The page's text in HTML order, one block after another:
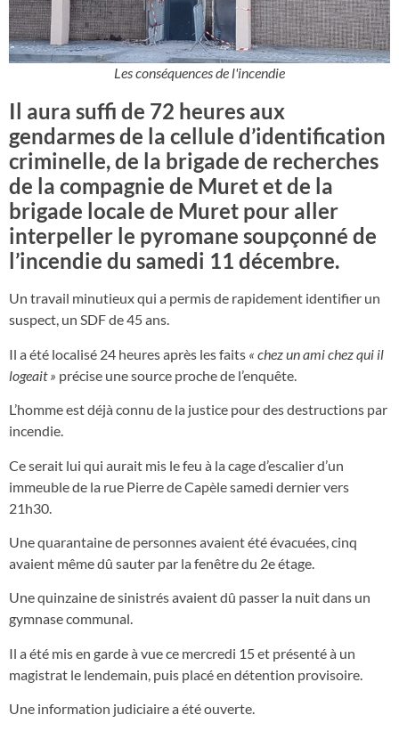
Les conséquences de l'incendie
Il aura suffi de 72 heures aux
gendarmes de la cellule d’identification
criminelle, de la brigade de recherches
de la compagnie de Muret et de la
brigade locale de Muret pour aller
interpeller le pyromane soupçonné de
l’incendie du samedi 11 décembre.
Un travail minutieux qui a permis de rapidement identifier un
suspect, un SDF de 45 ans.
Il a été localisé 24 heures après les faits « chez un ami chez qui il
logeait » précise une source proche de l’enquête.
L’homme est déjà connu de la justice pour des destructions par
incendie.
Ce serait lui qui aurait mis le feu à la cage d’escalier d’un
immeuble de la rue Pierre de Capèle samedi dernier vers
21h30.
Une quarantaine de personnes avaient été évacuées, cinq
avaient même dû sauter par la fenêtre du 2e étage.
Une quinzaine de sinistrés avaient dû passer la nuit dans un
gymnase communal.
Il a été mis en garde à vue ce mercredi 15 et présenté à un
magistrat le lendemain, puis placé en détention provisoire.
Une information judiciaire a été ouverte.